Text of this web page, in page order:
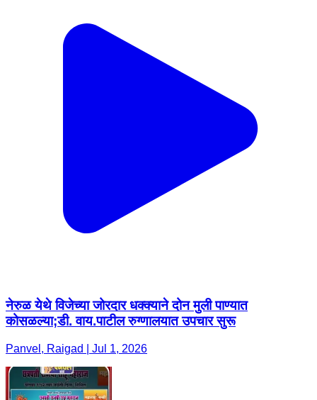
नेरुळ येथे विजेच्या जोरदार धक्क्याने दोन मुली पाण्यात
कोसळल्या;डी. वाय.पाटील रुग्णालयात उपचार सुरू
Panvel, Raigad | Jul 1, 2026